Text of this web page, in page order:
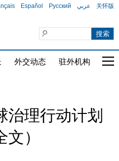
Español Русский عربي 关怀版
外交动态 驻外机构 国
治理行动计划
文）